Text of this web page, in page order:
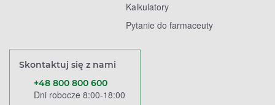
Kalkulatory
Pytanie do farmaceuty
Skontaktuj się z nami
+48 800 800 600
Dni robocze 8:00-18:00